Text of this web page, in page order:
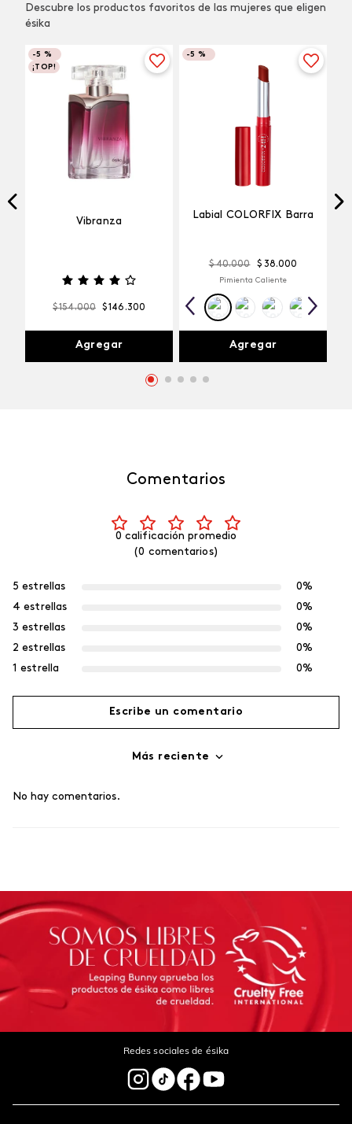
Descubre los productos favoritos de las mujeres que eligen
ésika
-5 %
¡TOP!
Vibranza
$154.000 $146 .300
Agregar
-5 %
Labial COLORFIX Barra
$ 40.000 $ 38.000
Pimienta Caliente
Agregar
Comentarios
0 calificación promedio
(0 comentarios)
5 estrellas
0%
4 estrellas
0%
3 estrellas
0%
2 estrellas
0%
1 estrella
0%
Escribe un comentario
Título
Tu nombre
Dirección de email
Más reciente
No hay comentarios.
Redes sociales de ésika